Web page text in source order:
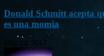
Donald Schmitt acepta
es una momia
May 14, 2015